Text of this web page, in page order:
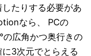
たりする必要があ
なら、 PCの
の広角かつ奥行きの
3次元でとらえる